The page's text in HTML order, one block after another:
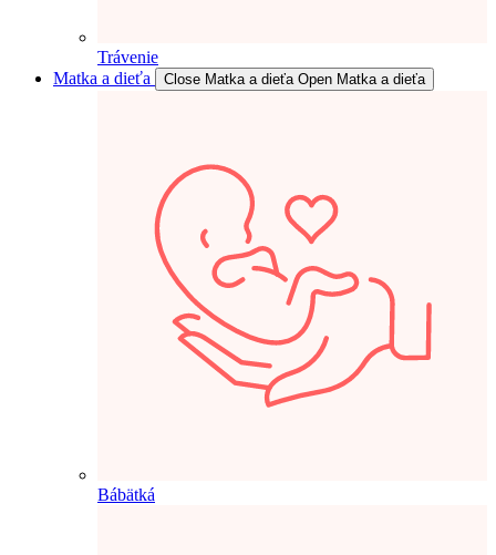
Trávenie
Matka a dieťa
Close Matka a dieťa Open Matka a dieťa
Bábätká